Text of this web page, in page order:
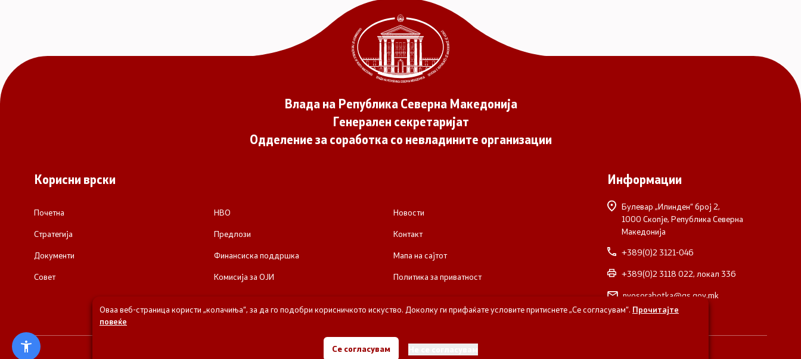
Влада на Република Северна Македонија
Генерален секретаријат
Одделение за соработка со невладините организации
Корисни врски
Почетна
Стратегија
Документи
Совет
НВО
Предлози
Финансиска поддршка
Комисија за ОЈИ
Новости
Контакт
Мапа на сајтот
Политика за приватност
Информации
Булевар „Илинден“ број 2,
1000 Скопје, Република Северна
Македонија
+389(0)2 3121-046
+389(0)2 3118 022, локал 336
nvosorabotka@gs.gov.mk
© 2026 Одделение за соработка со невладините организации - Влада на Република Северна Македонија
Оваа веб-страница користи „колачиња“, за да го подобри корисничкото искуство. Доколку ги прифаќате условите притиснете „Се согласувам“. Прочитајте
повеќе
Се согласувам